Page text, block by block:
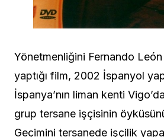
Yönetmenliğini Fernando León
yaptığı film, 2002 İspanyol
İspanya’nın liman kenti
grup tersane işçisinin
Geçimini tersanede işçilik